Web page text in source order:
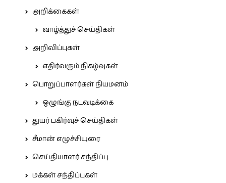
அறிக்கைகள்
வாழ்த்துச் செய்திகள்
அறிவிப்புகள்
எதிர்வரும் நிகழ்வுகள்
பொறுப்பாளர்கள் நியமனம்
ஒழுங்கு நடவடிக்கை
துயர் பகிர்வுச் செய்திகள்
சீமான் எழுச்சியுரை
செய்தியாளர் சந்திப்பு
மக்கள் சந்திப்புகள்